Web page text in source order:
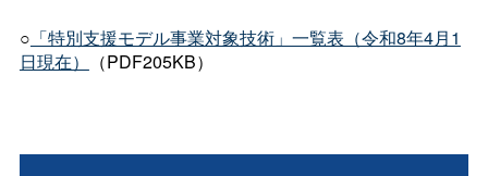
○ 「特別支援モデル事業対象技術」一覧表（令和8年4月1
日現在）
（PDF205KB）